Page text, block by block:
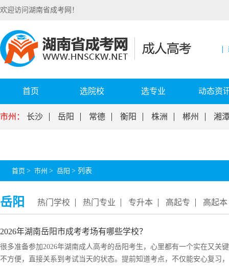
欢迎访问湖南省成考网！
首页 选院校 选专业 动态资
市州： 长沙 岳阳 常德 衡阳 株洲 郴州 湘
首页 > 市州 > 岳阳 > 列表
岳阳 热门学校 热门专业 专升本 高起专 高起本
2026年湖南岳阳市成考考场有哪些学校？
很多准备参加2026年湖南成人高考的岳阳考生，心里都有一个实在又关
不方便，直接关系到考试当天的状态。提前知道考点，不仅能安心复习